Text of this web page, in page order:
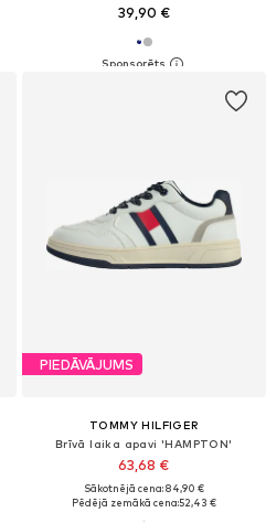
39,90 €
PIEDĀVĀJUMS
TOMMY HILFIGER
Brīvā laika apavi 'HAMPTON'
63,68 €
Sākotnējā cena: 84,90 €
Pēdējā zemākā cena:52,43 €